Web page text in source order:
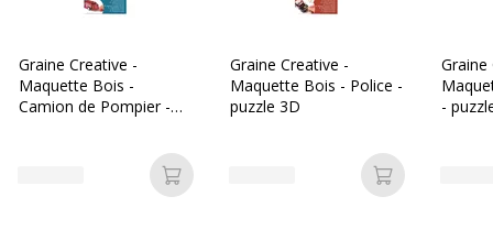
Graine Creative -
Maquette Bois -
Camion de Pompier -
Ajouter au panier
Graine Creative -
Maquette Bois - Police -
puzzle 3D
Ajouter au
Graine
-